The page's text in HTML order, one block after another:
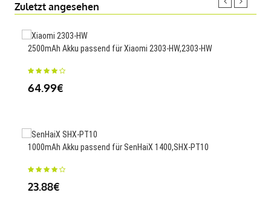
Zuletzt angesehen
2500mAh Akku passend für Xiaomi 2303-HW,2303-HW
64.99€
1000mAh Akku passend für SenHaiX 1400,SHX-PT10
23.88€